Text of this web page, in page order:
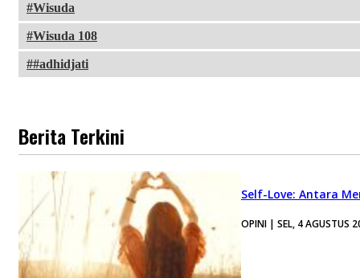
Wisuda
Wisuda 108
#adhidjati
Berita Terkini
Self-Love: Antara
OPINI | SEL, 4 AGUSTUS